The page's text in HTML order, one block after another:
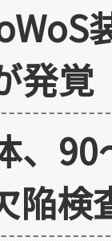
発覚
、
陥検